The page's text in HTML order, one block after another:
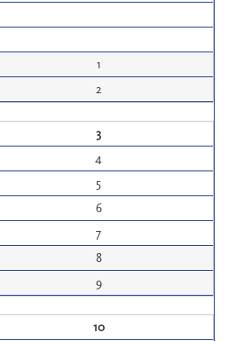
1
2
3
4
5
6
7
8
9
10